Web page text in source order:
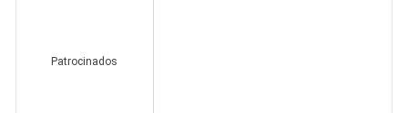
Patrocinados